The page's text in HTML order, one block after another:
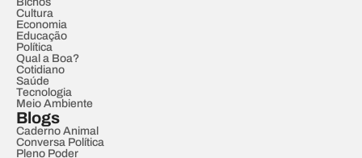
Cultura
Economia
Educação
Política
Qual a Boa?
Cotidiano
Saúde
Tecnologia
Meio Ambiente
Blogs
Caderno Animal
Conversa Política
Pleno Poder